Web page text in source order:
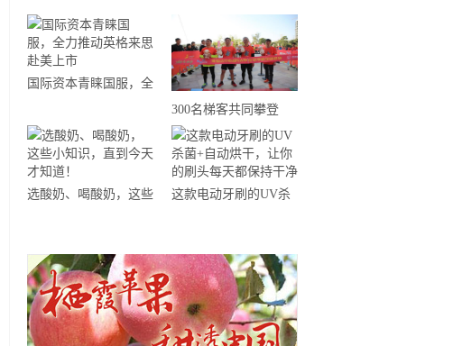
国际资本青睐国服，全
市
300名梯客共同攀登
2019国际垂直马拉松超
级精英赛顺德海骏达中
心站欢乐开跑
选酸奶、喝酸奶，这些
这款电动牙刷的UV杀